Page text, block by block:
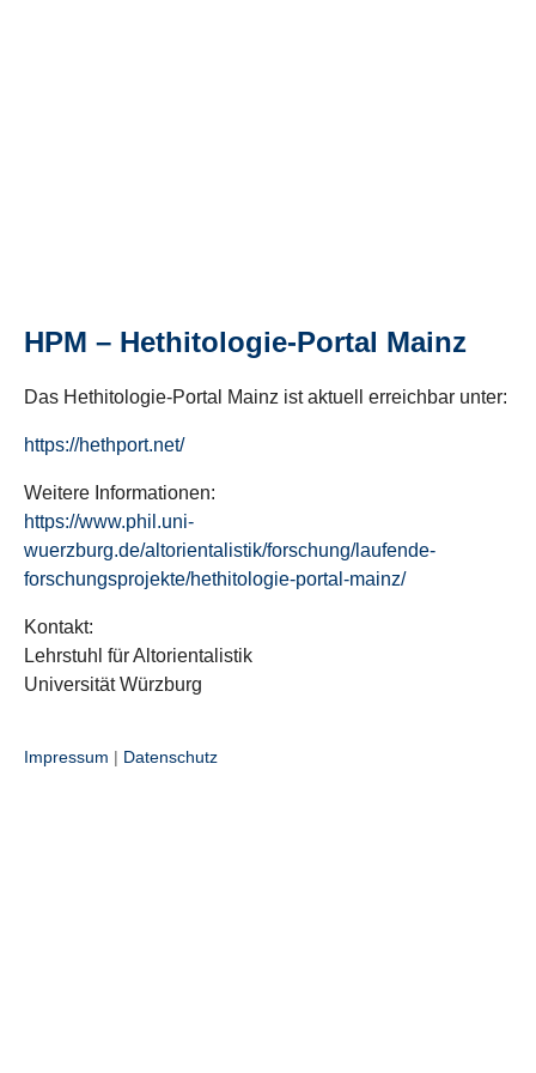
HPM – Hethitologie-Portal Mainz
Das Hethitologie-Portal Mainz ist aktuell erreichbar unter:
https://hethport.net/
Weitere Informationen:
https://www.phil.uni-
wuerzburg.de/altorientalistik/forschung/laufende-
forschungsprojekte/hethitologie-portal-mainz/
Kontakt:
Lehrstuhl für Altorientalistik
Universität Würzburg
Impressum | Datenschutz